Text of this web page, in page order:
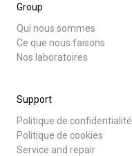
Group
Qui nous sommes
Ce que nous faisons
Nos laboratoires
Support
Politique de confidentialité
Politique de cookies
Service and repair